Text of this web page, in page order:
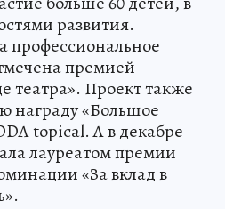
развития.
профессиональное
премией
театра». Проект также
награду «Большое
topical. А в декабре
лауреатом премии
«За вклад в